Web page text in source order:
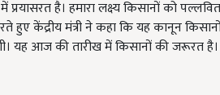
है। हमारा लक्ष्य किसानों को
हुए केंद्रीय मंत्री ने कहा कि यह कानून
यह आज की तारीख में किसानों की जरूरत है।